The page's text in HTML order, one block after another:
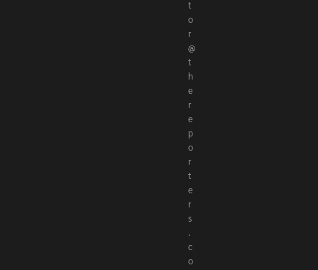
d
i
t
o
r
@
t
h
e
r
e
p
o
r
t
e
r
s
.